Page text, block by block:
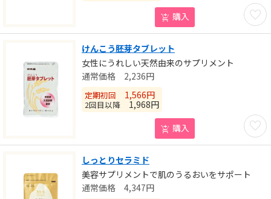
お気
購入
けんこう胚芽タブレット
女性にうれしい天然由来のサプリメント
お気
2,236円
定期初回 1,566円
2回目以降 1,968円
購入
しっとりセラミド
美容サプリメントで肌のうるおいをサポート
4,347円